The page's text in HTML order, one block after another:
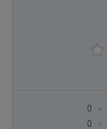
0
×
0
×